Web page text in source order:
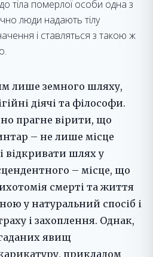
тіла померлої особи одна з
люди надають тілу
і ставляться з такою ж
лише земного шляху,
діячі та філософи.
прагне вірити, що
– не лише місце
відкривати шлях у
– місце, що
смерті та життя
у натуральний спосіб і
і захоплення. Однак,
явищ
прикладом